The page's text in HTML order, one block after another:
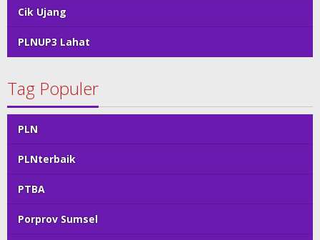
Cik Ujang
PLNUP3 Lahat
Tag Populer
PLN
PLNterbaik
PTBA
Porprov Sumsel